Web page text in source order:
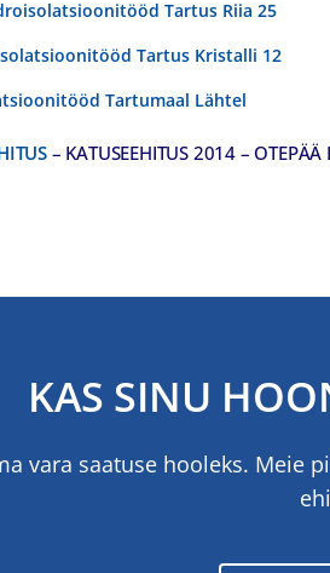
Tartus Riia 25
Tartus Kristalli 12
Tartumaal Lähtel
– KATUSEEHITUS 2014 –
KAS SINU
vara saatuse hooleks. Meie